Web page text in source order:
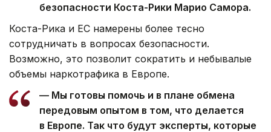
безопасности Коста-Рики Марио Самора.
Коста-Рика и ЕС намерены более тесно
сотрудничать в вопросах безопасности.
Возможно, это позволит сократить и небывалые
объемы наркотрафика в Европе.
— Мы готовы помочь и в плане обмена
передовым опытом в том, что делается
в Европе. Так что будут эксперты, которые